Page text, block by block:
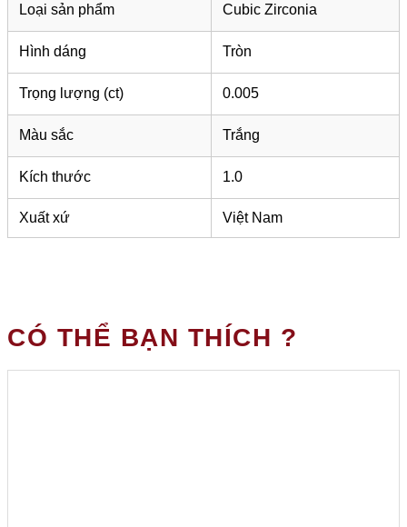
Loại sản phẩm Cubic Zirconia
Hình dáng Tròn
Trọng lượng (ct) 0.005
Màu sắc Trắng
Kích thước 1.0
Xuất xứ Việt Nam
CÓ THỂ BẠN THÍCH ?